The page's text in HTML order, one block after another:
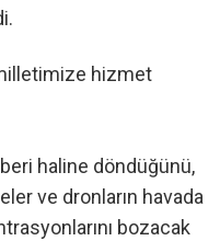
hizmet
haline döndüğünü,
ve dronların havada
bozacak